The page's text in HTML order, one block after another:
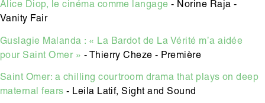
Alice Diop, le cinéma comme langage - Norine Raja -
Vanity Fair
Guslagie Malanda : « La Bardot de La Vérité m’a aidée
pour Saint Omer » - Thierry Cheze - Première
Saint Omer: a chilling courtroom drama that plays on deep
maternal fears - Leila Latif, Sight and Sound